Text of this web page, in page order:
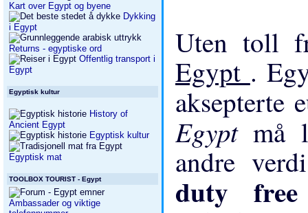
Kart over Egypt og byene
Dykking
i Egypt
Returns - egyptiske ord
Offentlig transport i
Egypt
Egyptisk kultur
History of
Ancient Egypt
Egyptisk kultur
Egyptisk mat
TOOLBOX TOURIST - Egypt
Ambassader og viktige
Uten toll
Egypt .
aksepterte
Egyptmå
andre
duty